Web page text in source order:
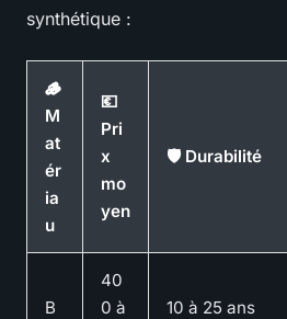
synthétique :
🪵
M
at
ér
ia
u
💶
Pri
x
mo
yen
🛡️ Durabilité
B
40
0 à
10 à 25 ans